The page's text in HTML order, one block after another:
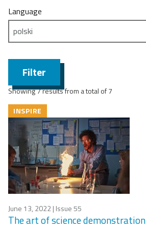
Language
Filter
Showing 7 results from a total of 7
INSPIRE
June 13, 2022| Issue 55
The art of science demonstration